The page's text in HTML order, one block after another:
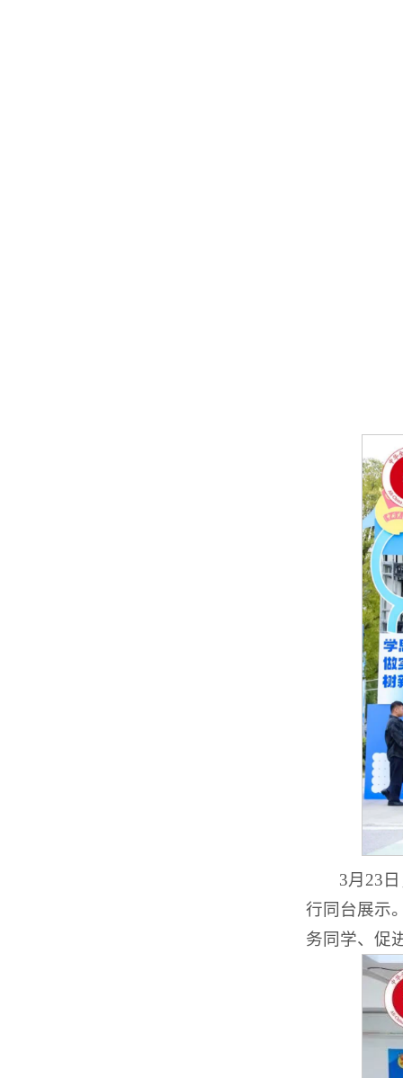
3月23
行同台展示
务同学、促